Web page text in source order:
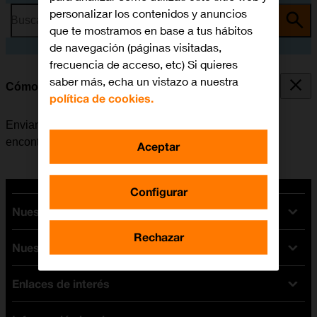
Busca por problema o tema
Cómo buscar el móvil
Enviando una señal desde el Apple Watch, es posible
encontrar el móvil en caso de haberse perdido.
Nuestras tarifas
Tarifas Orange
Tarifas fibra y móvil
Tarifas móviles
Tarifas internet y fibra
Nuestros dispositivos
Ofertas en móviles
iPhone
Enlaces de interés
personalizar los contenidos y anuncios
que te mostramos en base a tus hábitos
de navegación (páginas visitadas,
frecuencia de acceso, etc) Si quieres
saber más, echa un vistazo a nuestra
política de cookies.
Configurar
Rechazar
Aceptar